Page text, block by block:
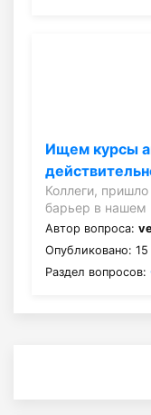
Ищем курсы
Коллеги,
барьер в нашем
Автор вопроса:
Опубликовано:
Раздел вопросов: